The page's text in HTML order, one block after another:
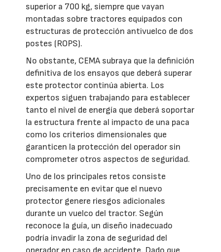
superior a 700 kg, siempre que vayan
montadas sobre tractores equipados con
estructuras de protección antivuelco de dos
postes (ROPS).
No obstante, CEMA subraya que la definición
definitiva de los ensayos que deberá superar
este protector continúa abierta. Los
expertos siguen trabajando para establecer
tanto el nivel de energía que deberá soportar
la estructura frente al impacto de una paca
como los criterios dimensionales que
garanticen la protección del operador sin
comprometer otros aspectos de seguridad.
Uno de los principales retos consiste
precisamente en evitar que el nuevo
protector genere riesgos adicionales
durante un vuelco del tractor. Según
reconoce la guía, un diseño inadecuado
podría invadir la zona de seguridad del